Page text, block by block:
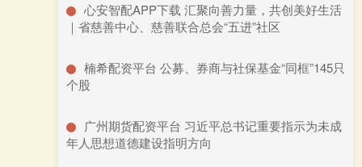
​心安智配APP下载 汇聚向善力量，共创美好生活
｜省慈善中心、慈善联合总会“五进”社区
​楠希配资平台 公募、券商与社保基金“同框”145只
个股
​广州期货配资平台 习近平总书记重要指示为未成
年人思想道德建设指明方向